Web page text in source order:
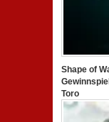
Shape of
Toro